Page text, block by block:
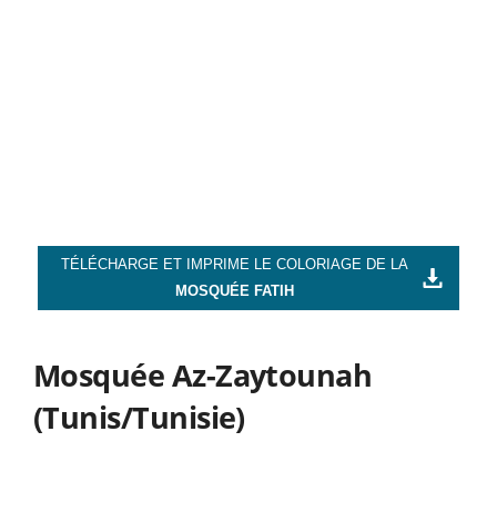
TÉLÉCHARGE ET IMPRIME LE COLORIAGE DE LA
MOSQUÉE FATIH
Mosquée Az-Zaytounah
(Tunis/Tunisie)